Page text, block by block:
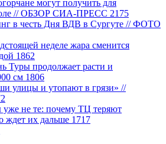
могут получить для
// ОБЗОР СИА-ПРЕСС 2175
в честь Дня ВДВ в Сургуте // ФОТО
неделе жара сменится
1862
Туры продолжает расти и
см 1806
улицы и утопают в грязи» //
уже не те: почему ТЦ теряют
ждет их дальше 1717